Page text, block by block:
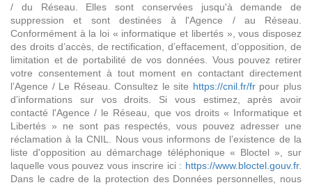
/ du Réseau. Elles sont conservées jusqu'à demande de
suppression et sont destinées à l'Agence / au Réseau.
Conformément à la loi « informatique et libertés », vous disposez
des droits d’accès, de rectification, d’effacement, d’opposition, de
limitation et de portabilité de vos données. Vous pouvez retirer
votre consentement à tout moment en contactant directement
l’Agence / Le Réseau. Consultez le site https://cnil.fr/frpour plus
d’informations sur vos droits. Si vous estimez, après avoir
contacté l'Agence / le Réseau, que vos droits « Informatique et
Libertés » ne sont pas respectés, vous pouvez adresser une
réclamation à la CNIL. Nous vous informons de l’existence de la
liste d'opposition au démarchage téléphonique « Bloctel », sur
laquelle vous pouvez vous inscrire ici : https://www.bloctel.gouv.fr.
Dans le cadre de la protection des Données personnelles, nous